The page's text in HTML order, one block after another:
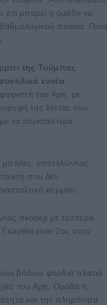
ότι μπορεί η ομάδα να
πίνακα. Ποια
της Τούμπας
εννέα
του Άρη, με
της λίστας των
τα περισσότερα
μπάλες, αποτελώντας
που δεν
κομμάτι.
σκόρερ με τέσσερα
είναι 2ος στην
βάζουν φαρδιά πλατιά
του Αρη. Ομάδα η
και την πληρότητα